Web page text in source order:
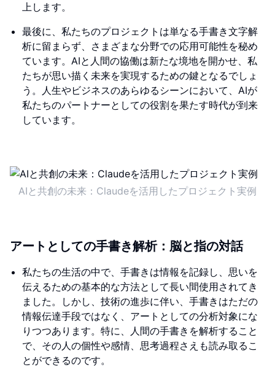
上します。
最後に、私たちのプロジェクトは単なる手書き文字解
析に留まらず、さまざまな分野での応用可能性を秘め
ています。AIと人間の協働は新たな境地を開かせ、私
たちが思い描く未来を実現するための鍵となるでしょ
う。人生やビジネスのあらゆるシーンにおいて、AIが
私たちのパートナーとしての役割を果たす時代が到来
しています。
AIと共創の未来：Claudeを活用したプロジェクト実例
アートとしての手書き解析：脳と指の対話
私たちの生活の中で、手書きは情報を記録し、思いを
伝えるための基本的な方法として長い間使用されてき
ました。しかし、技術の進歩に伴い、手書きはただの
情報伝達手段ではなく、アートとしての分析対象にな
りつつあります。特に、人間の手書きを解析すること
で、その人の個性や感情、思考過程さえも読み取るこ
とができるのです。